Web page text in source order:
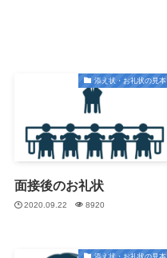
添え状・お礼状の見本
面接後のお礼状
2020.09.22 8920
添え状・お礼状の見本